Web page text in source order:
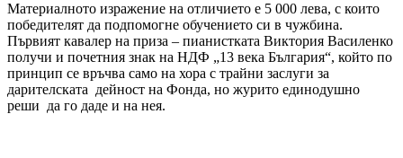
Материалното изражение на отличието е 5 000 лева, с които
победителят да подпомогне обучението си в чужбина.
Първият кавалер на приза – пианистката Виктория Василенко
получи и почетния знак на НДФ „13 века България“, който по
принцип се връчва само на хора с трайни заслуги за
дарителската дейност на Фонда, но журито единодушно
реши да го даде и на нея.